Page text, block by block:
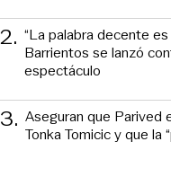
2. “La palabra decente es
Barrientos se lanzó
espectáculo
3. Aseguran que Parived
Tonka Tomicic y que la